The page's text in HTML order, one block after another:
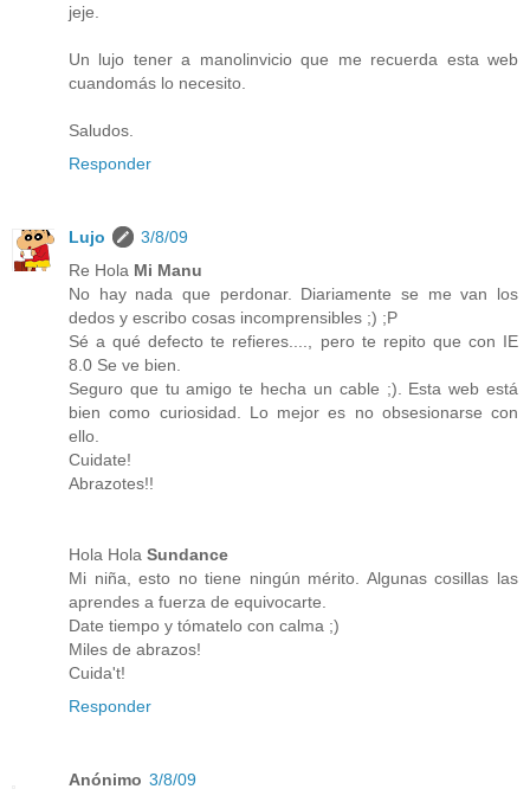
jeje.
Un lujo tener a manolinvicio que me recuerda esta web
cuandomás lo necesito.
Saludos.
Responder
Lujo
3/8/09
Re Hola Mi Manu
No hay nada que perdonar. Diariamente se me van los
dedos y escribo cosas incomprensibles ;) ;P
Sé a qué defecto te refieres...., pero te repito que con IE
8.0 Se ve bien.
Seguro que tu amigo te hecha un cable ;). Esta web está
bien como curiosidad. Lo mejor es no obsesionarse con
ello.
Cuidate!
Abrazotes!!
Hola Hola Sundance
Mi niña, esto no tiene ningún mérito. Algunas cosillas las
aprendes a fuerza de equivocarte.
Date tiempo y tómatelo con calma ;)
Miles de abrazos!
Cuida't!
Responder
Anónimo 3/8/09